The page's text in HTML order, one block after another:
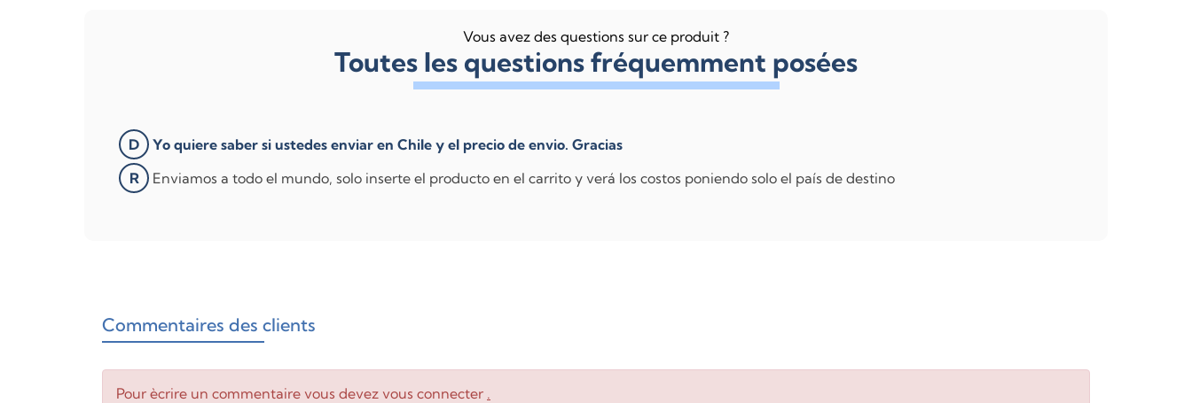
Vous avez des questions sur ce produit ?
Toutes les questions fréquemment posées
D
Yo quiere saber si ustedes enviar en Chile y el precio de envio. Gracias
R
Enviamos a todo el mundo, solo inserte el producto en el carrito y verá los costos poniendo solo el país de destino
Commentaires des clients
Pour ècrire un commentaire vous devez vous connecter .